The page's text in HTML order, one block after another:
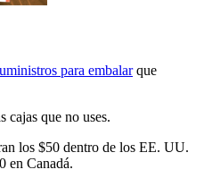
para embalarque
cajas que no uses.
los $50 dentro de los EE. UU.
en Canadá.